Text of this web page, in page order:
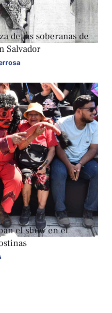
de las soberanas de
Salvador
el show en el